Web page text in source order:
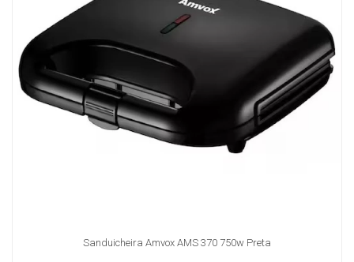
Sanduicheira Amvox AMS 370 750w Preta